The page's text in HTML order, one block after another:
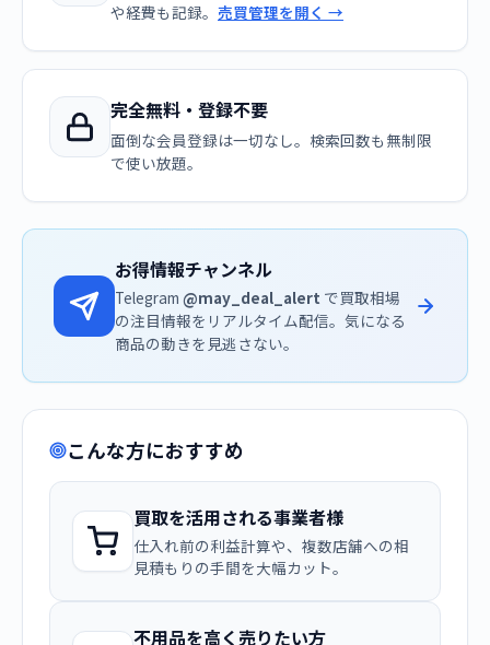
や経費も記録。 売買管理を開く →
完全無料・登録不要
面倒な会員登録は一切なし。検索回数も無制限
で使い放題。
お得情報チャンネル
Telegram @may_deal_alert で買取相場
の注目情報をリアルタイム配信。気になる
商品の動きを見逃さない。
こんな方におすすめ
買取を活用される事業者様
仕入れ前の利益計算や、複数店舗への相
見積もりの手間を大幅カット。
不用品を高く売りたい方